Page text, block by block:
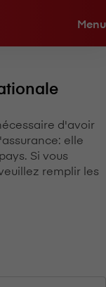
Menu
d'avoir
elle
Si vous
remplir les